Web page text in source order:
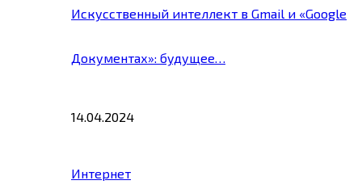
Искусственный интеллект в Gmail и «Google
Документах»: будущее…
14.04.2024
Интернет